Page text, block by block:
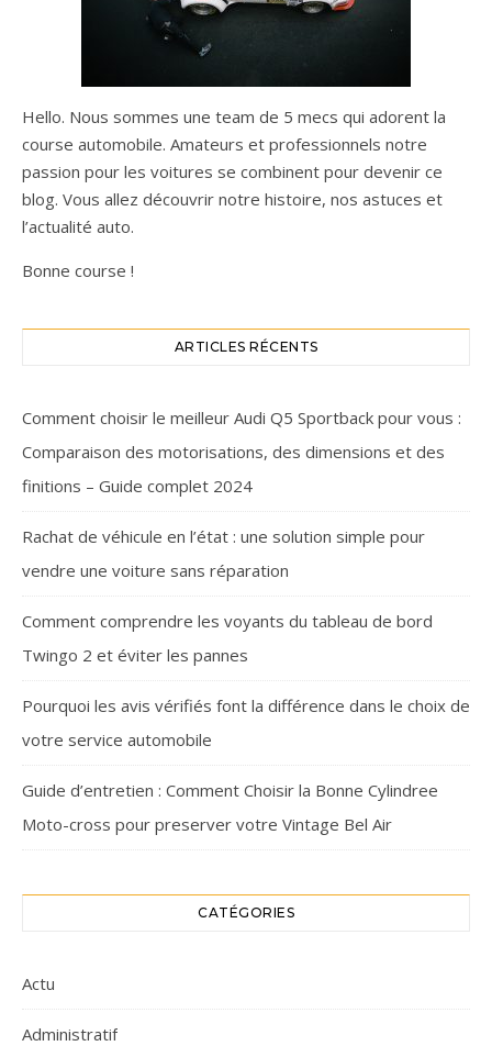
Hello. Nous sommes une team de 5 mecs qui adorent la
course automobile. Amateurs et professionnels notre
passion pour les voitures se combinent pour devenir ce
blog. Vous allez découvrir notre histoire, nos astuces et
l’actualité auto.
Bonne course !
ARTICLES RÉCENTS
Comment choisir le meilleur Audi Q5 Sportback pour vous :
Comparaison des motorisations, des dimensions et des
finitions – Guide complet 2024
Rachat de véhicule en l’état : une solution simple pour
vendre une voiture sans réparation
Comment comprendre les voyants du tableau de bord
Twingo 2 et éviter les pannes
Pourquoi les avis vérifiés font la différence dans le choix de
votre service automobile
Guide d’entretien : Comment Choisir la Bonne Cylindree
Moto-cross pour preserver votre Vintage Bel Air
CATÉGORIES
Actu
Administratif